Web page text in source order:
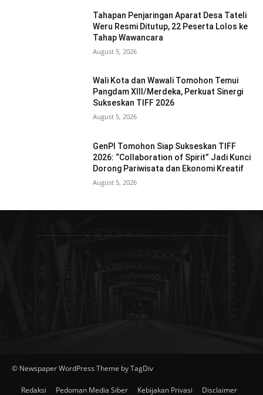
Tahapan Penjaringan Aparat Desa Tateli
Weru Resmi Ditutup, 22 Peserta Lolos ke
Tahap Wawancara
August 5, 2026
Wali Kota dan Wawali Tomohon Temui
Pangdam XIII/Merdeka, Perkuat Sinergi
Sukseskan TIFF 2026
August 5, 2026
GenPI Tomohon Siap Sukseskan TIFF
2026: “Collaboration of Spirit” Jadi Kunci
Dorong Pariwisata dan Ekonomi Kreatif
August 5, 2026
© Newspaper WordPress Theme by TagDiv
Redaksi Pedoman Media Siber Kebijakan Privasi Disclaimer